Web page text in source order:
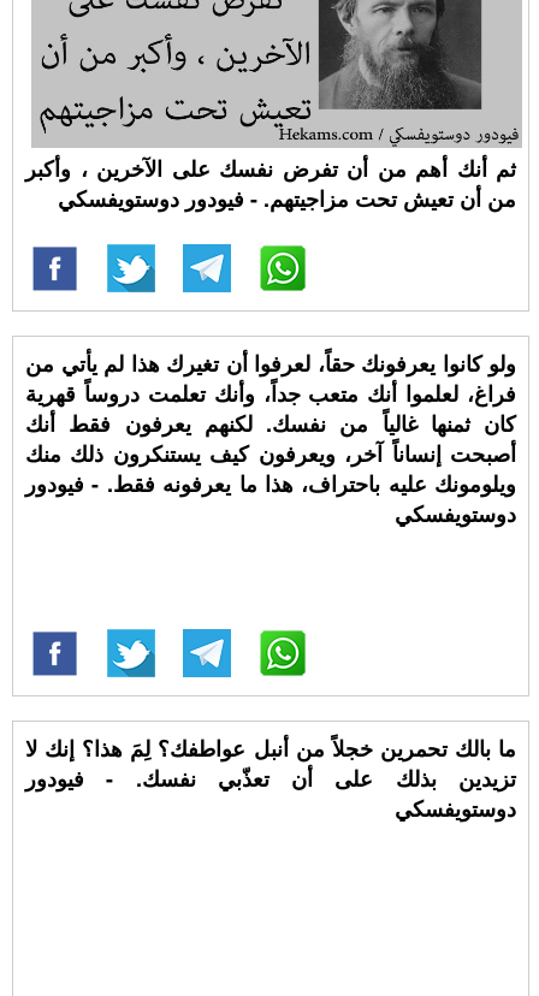
ثم أنك أهم من أن تفرض نفسك على الآخرين ، وأكبر
من أن تعيش تحت مزاجيتهم. - فيودور دوستويفسكي
ولو كانوا يعرفونك حقاً، لعرفوا أن تغيرك هذا لم يأتي من
فراغ، لعلموا أنك متعب جداً، وأنك تعلمت دروساً قهرية
كان ثمنها غالياً من نفسك. لكنهم يعرفون فقط أنك
أصبحت إنساناً آخر، ويعرفون كيف يستنكرون ذلك منك
ويلومونك عليه باحتراف، هذا ما يعرفونه فقط. - فيودور
دوستويفسكي
ما بالك تحمرين خجلاً من أنبل عواطفك؟ لِمَ هذا؟ إنك لا
تزيدين بذلك على أن تعذّبي نفسك. - فيودور
دوستويفسكي